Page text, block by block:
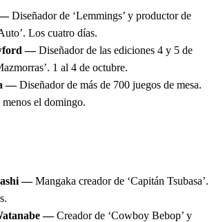
—Diseñador de ‘Lemmings’ y productor de
Los cuatro días.
—Diseñador de las ediciones 4 y 5 de
1 al 4 de octubre.
—Diseñador de más de 700 juegos de mesa.
el domingo.
—Mangaka creador de ‘Capitán Tsubasa’.
—Creador de ‘Cowboy Bebop’ y